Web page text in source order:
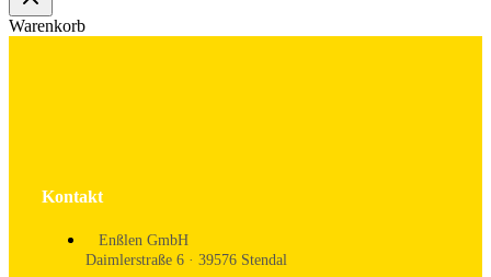
Warenkorb
Kontakt
Enßlen GmbH
Daimlerstraße 6 · 39576 Stendal